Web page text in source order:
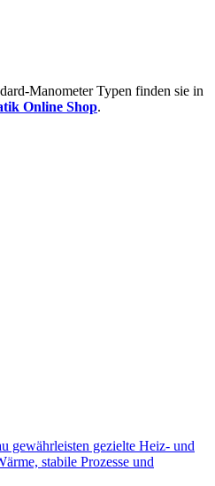
Manometer Typen finden sie in
Online Shop.
gewährleisten gezielte Heiz- und
stabile Prozesse und